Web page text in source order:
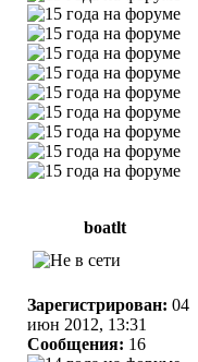
boatlt
Зарегистрирован: 04
июн 2012, 13:31
Сообщения: 16